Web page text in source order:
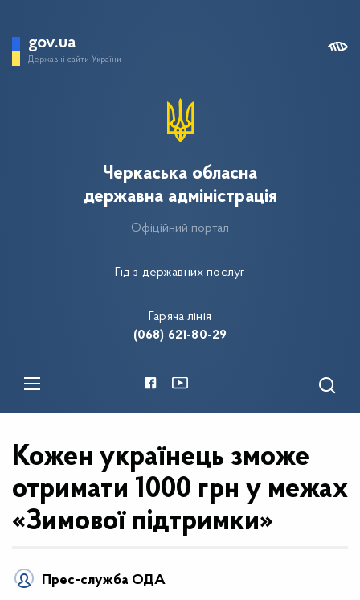
gov.ua
Державні сайти України
Гід з державних послуг
Черкаська обласна
державна адміністрація
Офіційний портал
Гаряча лінія
(068) 621-80-29
Кожен українець зможе
отримати 1000 грн у межах
«Зимової підтримки»
Прес-служба ОДА